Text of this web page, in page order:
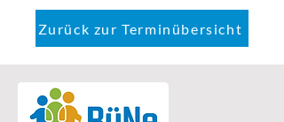
Zurück zur Terminübersicht